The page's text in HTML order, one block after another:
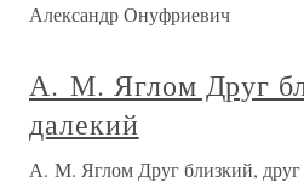
Александр Онуфриевич
А. М. Яглом Друг
далекий
А. М. Яглом Друг близкий, друг